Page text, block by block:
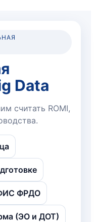
Data
считать ROMI,
ФРДО
(ЭО и ДОТ)